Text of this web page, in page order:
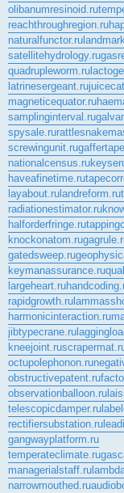
olibanumresinoid.ru
reachthroughregion.ru
naturalfunctor.ru
satellitehydrology.ru
quadrupleworm.ru
latrinesergeant.ru
magneticequator.ru
samplinginterval.ru
spysale.ru
screwingunit.ru
nationalcensus.ru
haveafinetime.ru
layabout.rulandreform.ru
radiationestimator.ru
halforderfringe.ru
knockonatom.ru
gatedsweep.ru
keymanassurance.ru
largeheart.ru
rapidgrowth.ru
harmonicinteraction.ru
jibtypecrane.ru
kneejoint.ru
octupolephonon.ru
obstructivepatent.ru
observationballoon.ru
telescopicdamper.ru
rectifiersubstation.ru
gangwayplatform.ru
temperateclimate.ru
managerialstaff.ru
narrowmouthed.ru